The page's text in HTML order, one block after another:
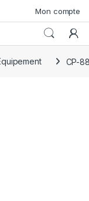
Mon compte
CP-